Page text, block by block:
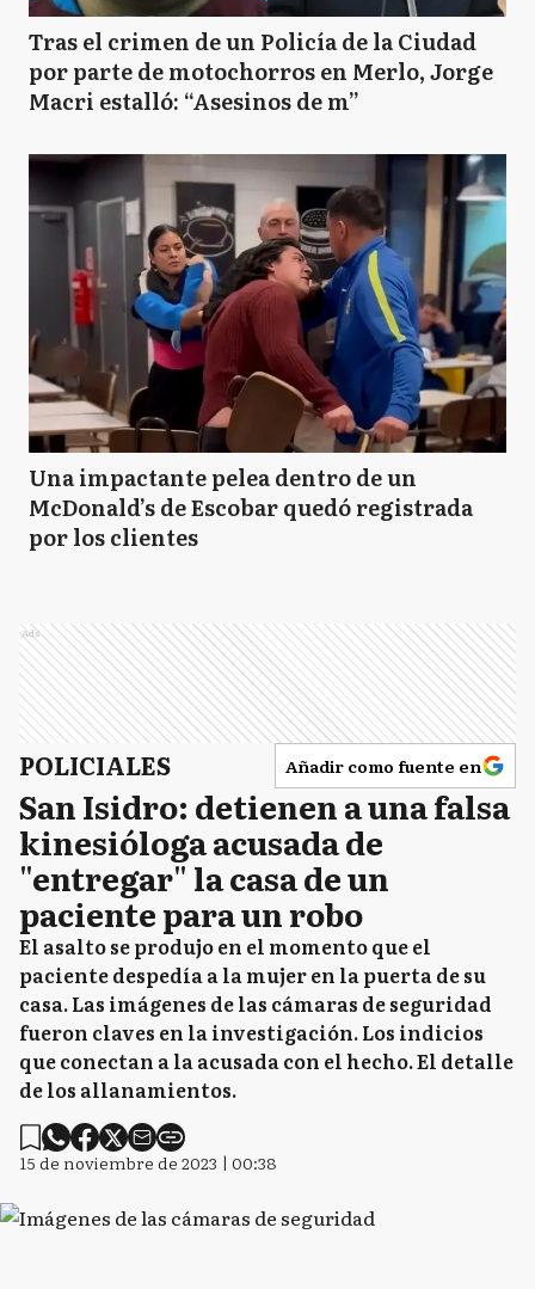
Tras el crimen de un Policía de la Ciudad
por parte de motochorros en Merlo, Jorge
Macri estalló: “Asesinos de m”
Una impactante pelea dentro de un
McDonald’s de Escobar quedó registrada
por los clientes
Ads
POLICIALES Añadir como fuente en
San Isidro: detienen a una falsa
kinesióloga acusada de
"entregar" la casa de un
paciente para un robo
El asalto se produjo en el momento que el
paciente despedía a la mujer en la puerta de su
casa. Las imágenes de las cámaras de seguridad
fueron claves en la investigación. Los indicios
que conectan a la acusada con el hecho. El detalle
de los allanamientos.
15 de noviembre de 2023 | 00:38